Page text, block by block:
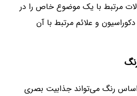
مرتبط با یک موضوع خاص را در
و علائم مرتبط با آن
رنگ می‌تواند جذابیت بصری